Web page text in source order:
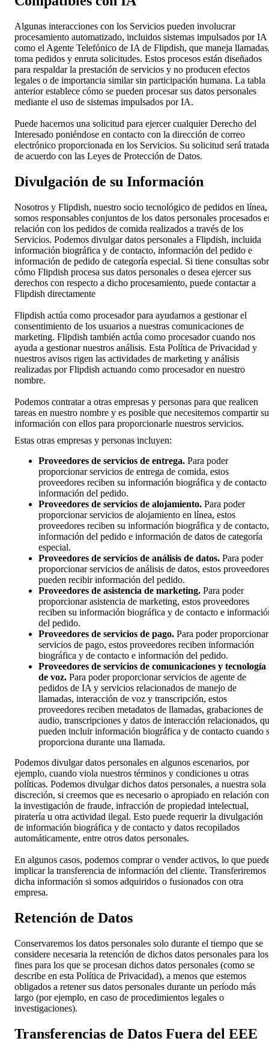
Algunas interacciones con los Servicios pueden involucrar
procesamiento automatizado, incluidos sistemas impulsados por IA
como el Agente Telefónico de IA de Flipdish, que maneja
toma pedidos y enruta solicitudes. Estos procesos están diseñados
para respaldar la prestación de servicios y no producen efectos
legales o de importancia similar sin participación humana. La tabla
anterior establece cómo se pueden procesar sus datos personales
mediante el uso de sistemas impulsados por IA.
Puede hacernos una solicitud para ejercer cualquier Derecho del
Interesado poniéndose en contacto con la dirección de correo
electrónico proporcionada en los Servicios. Su solicitud será tratada
de acuerdo con las Leyes de Protección de Datos.
Divulgación de su Información
Nosotros y Flipdish, nuestro socio tecnológico de pedidos en línea,
somos responsables conjuntos de los datos personales procesados
relación con los pedidos de comida realizados a través de los
Servicios. Podemos divulgar datos personales a Flipdish, incluida
información biográfica y de contacto, información del pedido e
información de pedido de categoría especial. Si tiene consultas
cómo Flipdish procesa sus datos personales o desea ejercer sus
derechos con respecto a dicho procesamiento, puede contactar a
Flipdish directamente
Flipdish actúa como procesador para ayudarnos a gestionar el
consentimiento de los usuarios a nuestras comunicaciones de
marketing. Flipdish también actúa como procesador cuando nos
ayuda a gestionar nuestros análisis. Esta Política de Privacidad y
nuestros avisos rigen las actividades de marketing y análisis
realizadas por Flipdish actuando como procesador en nuestro
nombre.
Podemos contratar a otras empresas y personas para que realicen
tareas en nuestro nombre y es posible que necesitemos compartir su
información con ellos para proporcionarle nuestros servicios.
Estas otras empresas y personas incluyen:
Proveedores de servicios de entrega. Para poder
proporcionar servicios de entrega de comida, estos
proveedores reciben su información biográfica y de contacto
información del pedido.
Proveedores de servicios de alojamiento. Para poder
proporcionar servicios de alojamiento en línea, estos
proveedores reciben su información biográfica y de contacto,
información del pedido e información de datos de categoría
especial.
Proveedores de servicios de análisis de datos. Para poder
proporcionar servicios de análisis de datos, estos proveedores
pueden recibir información del pedido.
Proveedores de asistencia de marketing. Para poder
proporcionar asistencia de marketing, estos proveedores
reciben su información biográfica y de contacto e
del pedido.
Proveedores de servicios de pago. Para poder proporcionar
servicios de pago, estos proveedores reciben información
biográfica y de contacto e información del pedido.
Proveedores de servicios de comunicaciones y tecnología
de voz. Para poder proporcionar servicios de agente de
pedidos de IA y servicios relacionados de manejo de
llamadas, interacción de voz y transcripción, estos
proveedores reciben metadatos de llamadas, grabaciones de
audio, transcripciones y datos de interacción relacionados,
pueden incluir información biográfica y de contacto cuando
proporciona durante una llamada.
Podemos divulgar datos personales en algunos escenarios, por
ejemplo, cuando viola nuestros términos y condiciones u otras
políticas. Podemos divulgar dichos datos personales, a nuestra sola
discreción, si creemos que es necesario o apropiado en relación con
la investigación de fraude, infracción de propiedad intelectual,
piratería u otra actividad ilegal. Esto puede requerir la divulgación
de información biográfica y de contacto y datos recopilados
automáticamente, entre otros datos personales.
En algunos casos, podemos comprar o vender activos, lo que
implicar la transferencia de información del cliente. Transferiremos
dicha información si somos adquiridos o fusionados con otra
empresa.
Retención de Datos
Conservaremos los datos personales solo durante el tiempo que se
considere necesaria la retención de dichos datos personales para los
fines para los que se procesan dichos datos personales (como se
describe en esta Política de Privacidad), a menos que estemos
obligados a retener sus datos personales durante un período más
largo (por ejemplo, en caso de procedimientos legales o
investigaciones).
Transferencias de Datos Fuera del EEE